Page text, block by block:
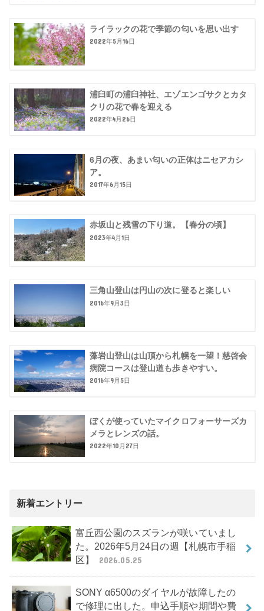
ライラックの花で季節の匂いを思い出す
2022年5月16日
浦臼町の浦臼神社、エゾエンゴサクとカタ
クリの花で春を迎える
2022年4月26日
6月の夜、あまい匂いの正体はニセアカシ
ア。
2017年6月15日
赤坂山と残雪の下り道。【春分の頃】
2023年4月1日
三角山登山は円山の次に登ると楽しい
2016年9月3日
藻岩山登山は山頂から札幌を一望！慈啓会
病院コースは登山道も歩きやすい。
2016年9月5日
ぼくが使っていたマイクロフォーサーズカ
メラとレンズの話。
2022年10月27日
新着エントリー
富丘西公園のスズランが咲いていまし
た。2026年5月24日の週【札幌市手稲
区】
2026.05.25
SONY α6500のダイヤルが故障したの
で修理に出した。申込手順や期間や費